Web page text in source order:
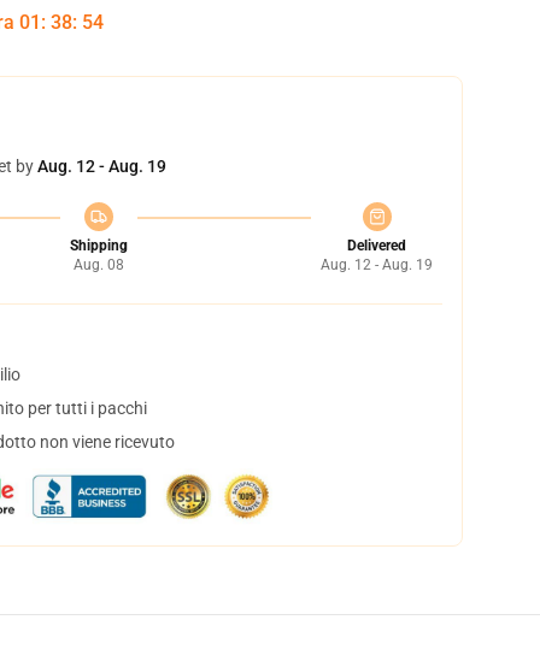
01 : 38: 53
byAug. 12 - Aug. 19
Shipping
Aug. 08
Delivered
Aug. 12 - Aug. 19
per tutti i pacchi
non viene ricevuto